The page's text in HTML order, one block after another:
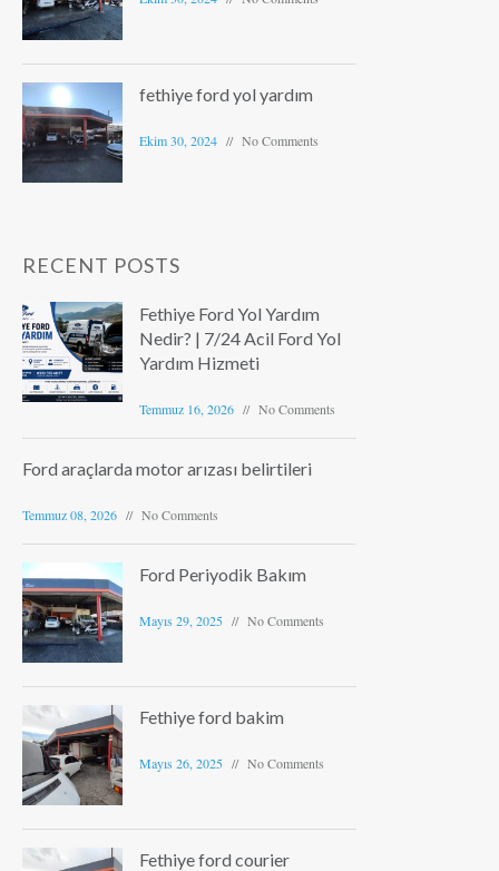
fethiye ford yol yardım
Ekim 30, 2024 No Comments
RECENT POSTS
Fethiye Ford Yol Yardım
Nedir? | 7/24 Acil Ford Yol
Yardım Hizmeti
Temmuz 16, 2026 No Comments
Ford araçlarda motor arızası belirtileri
Temmuz 08, 2026 No Comments
Ford Periyodik Bakım
Mayıs 29, 2025 No Comments
Fethiye ford bakim
Mayıs 26, 2025 No Comments
Fethiye ford courier